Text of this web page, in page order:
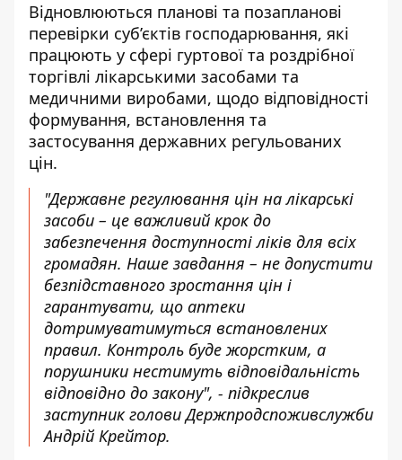
Відновлюються планові та позапланові
перевірки суб’єктів господарювання, які
працюють у сфері гуртової та роздрібної
торгівлі лікарськими засобами та
медичними виробами, щодо відповідності
формування, встановлення та
застосування державних регульованих
цін.
"Державне регулювання цін на лікарські
засоби – це важливий крок до
забезпечення доступності ліків для всіх
громадян. Наше завдання – не допустити
безпідставного зростання цін і
гарантувати, що аптеки
дотримуватимуться встановлених
правил. Контроль буде жорстким, а
порушники нестимуть відповідальність
відповідно до закону", - підкреслив
заступник голови Держпродспоживслужби
Андрій Крейтор.